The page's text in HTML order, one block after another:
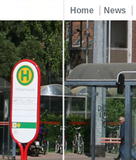
Home News